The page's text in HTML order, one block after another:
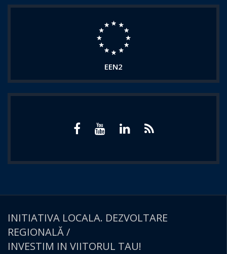
EEN2
INITIATIVA LOCALA. DEZVOLTARE
REGIONALĂ /
INVESTIM IN VIITORUL TAU!